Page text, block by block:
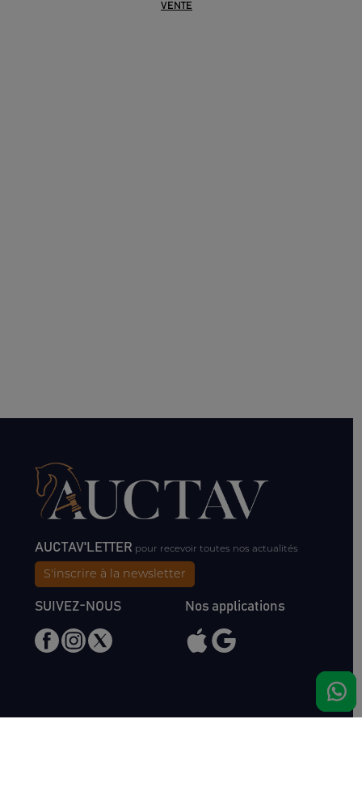
VENTE
AUCTAV'LETTER pour recevoir toutes nos actualités
S'inscrire à la newsletter
SUIVEZ-NOUS Nos applications